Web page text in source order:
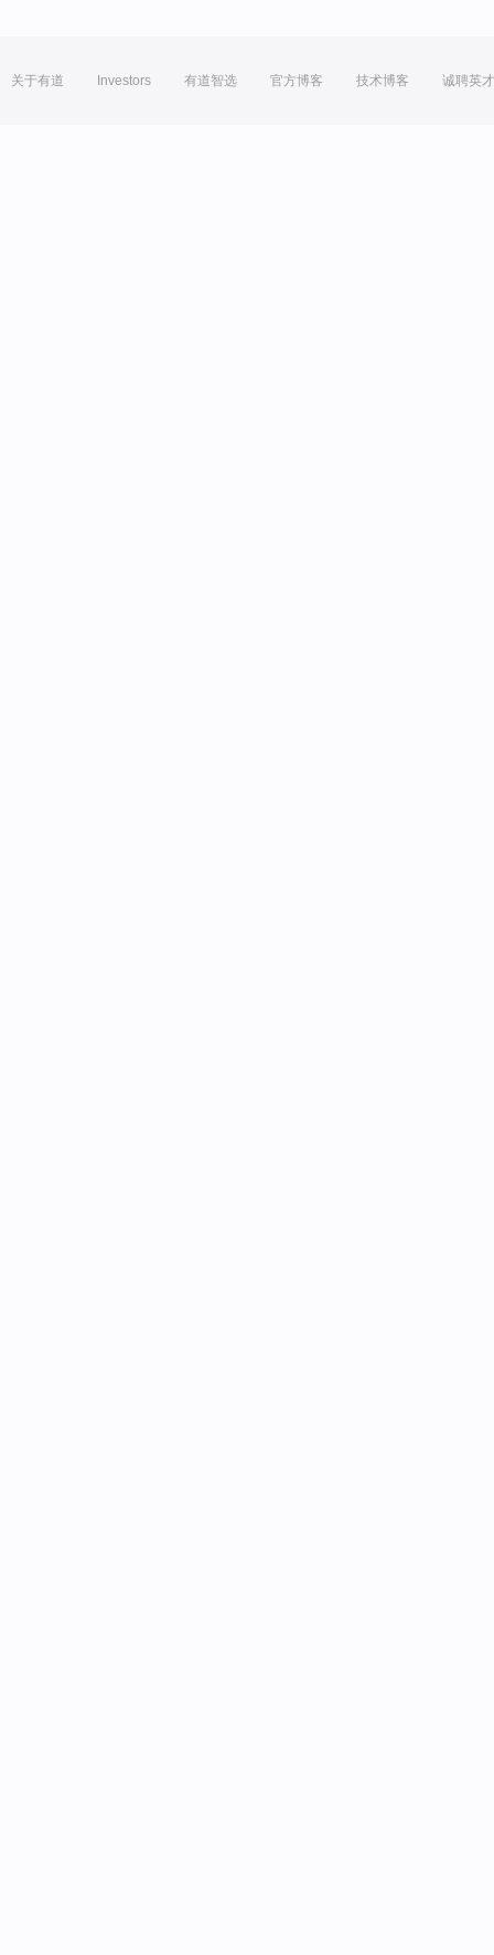
关于有道 Investors 有道智选 官方博客 技术博客 诚聘英才